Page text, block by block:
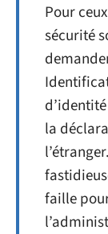
Pour
sécurité
la
faille